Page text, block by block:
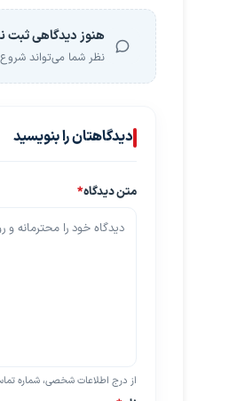
هنوز دیدگاهی
نظر شما می‌تواند
دیدگاهتان را بنویسید
متن دیدگاه*
از درج اطلاعات شخصی، شماره